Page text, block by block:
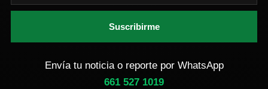
Suscribirme
Envía tu noticia o reporte por WhatsApp
661 527 1019